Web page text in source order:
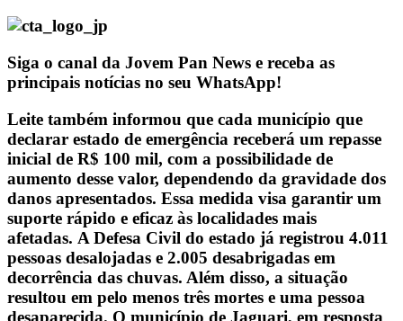
Siga o canal da Jovem Pan News e receba as
principais notícias no seu WhatsApp!
Leite também informou que cada município que
declarar estado de emergência receberá um repasse
inicial de R$ 100 mil, com a possibilidade de
aumento desse valor, dependendo da gravidade dos
danos apresentados. Essa medida visa garantir um
suporte rápido e eficaz às localidades mais
afetadas. A Defesa Civil do estado já registrou 4.011
pessoas desalojadas e 2.005 desabrigadas em
decorrência das chuvas. Além disso, a situação
resultou em pelo menos três mortes e uma pessoa
desaparecida. O município de Jaguari, em resposta